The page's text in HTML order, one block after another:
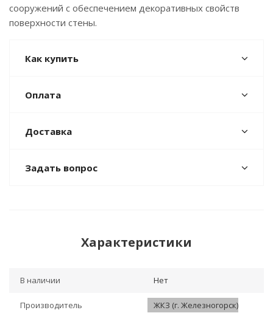
сооружений с обеспечением декоративных свойств
поверхности стены.
Как купить
Оплата
Доставка
Задать вопрос
Характеристики
В наличии Нет
Производитель ЖКЗ (г. Железногорск)